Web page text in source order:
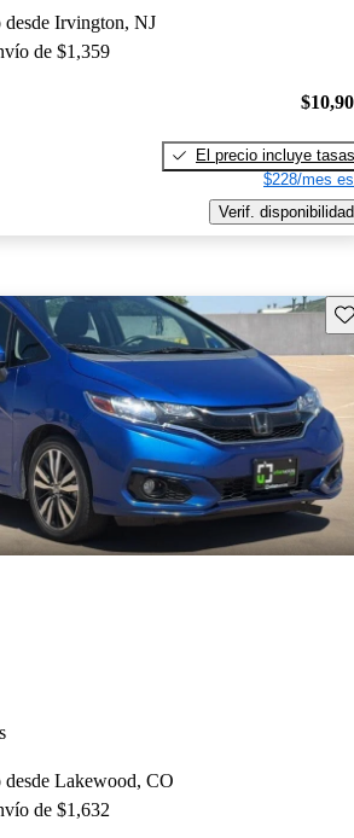
Irvington, NJ
de $1,359
El precio incluye tasas
$228/mes
Verif. disponibilidad
Lakewood, CO
de $1,632